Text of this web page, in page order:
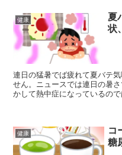
健康
夏
状
連日の猛暑でば疲れて夏バテ
せん。ニュースでは連日の暑
かして熱中症になっているの
健康
コ
糖